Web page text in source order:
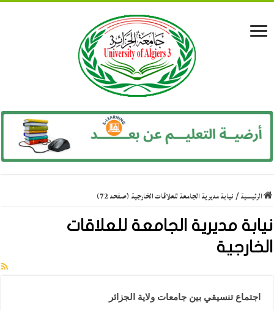
الرئيسية/نيابة مديرية الجامعة للعلاقات الخارجية (صفحه 72)
نيابة مديرية الجامعة للعلاقات
الخارجية
اجتماع تنسيقي بين جامعات ولاية الجزائر